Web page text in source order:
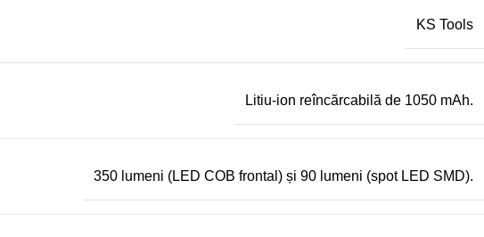
KS Tools
Litiu-ion reîncărcabilă de 1050 mAh.
350 lumeni (LED COB frontal) și 90 lumeni (spot LED SMD).